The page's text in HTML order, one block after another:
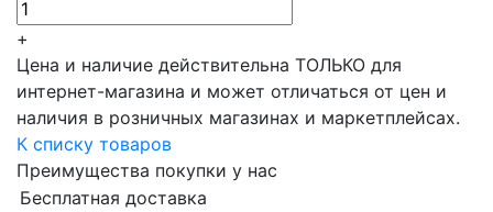
+
Цена и наличие действительна ТОЛЬКО для
интернет-магазина и может отличаться от цен и
наличия в розничных магазинах и маркетплейсах.
К списку товаров
Преимущества покупки у нас
Бесплатная доставка